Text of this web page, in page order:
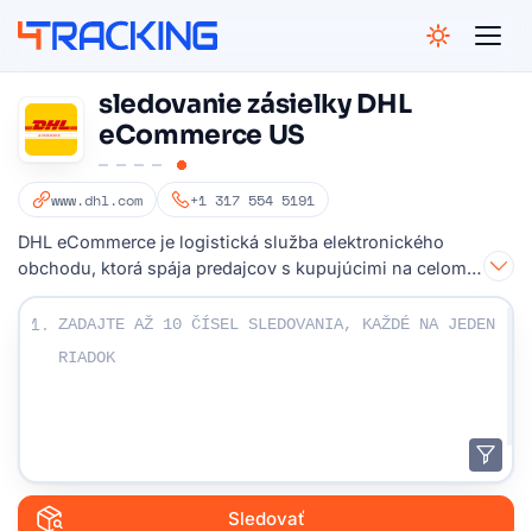
sledovanie zásielky DHL
eCommerce US
www.dhl.com +1 317 554 5191
DHL eCommerce je logistická služba elektronického
obchodu, ktorá spája predajcov s kupujúcimi na celom
svete
Zadajte svoje sledovacie čísla:
1.
Sledovať